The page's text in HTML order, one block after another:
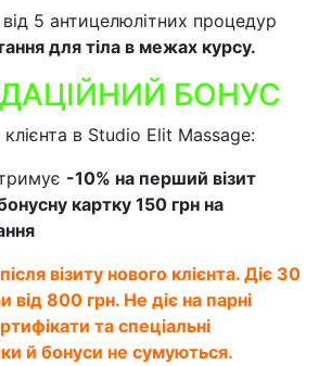
5 антицелюлітних процедур
для тіла в межах курсу.
БОНУС
в Studio Elit Massage:
-10% на перший візит
картку 150 грн на
візиту нового клієнта. Діє 30
від 800 грн. Не діє на парні
та спеціальні
й бонуси не сумуються.